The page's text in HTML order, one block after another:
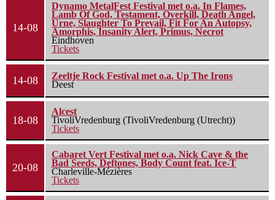
14-08
Dynamo MetalFest Festival met o.a. In Flames,
Lamb Of God, Testament, Overkill, Death Angel,
Urne, Slaughter To Prevail, Fit For An Autopsy,
Amorphis, Insanity Alert, Primus, Necrot
Eindhoven
Tickets
14-08
Zeeltje Rock Festival met o.a. Up The Irons
Deest
18-08
Alcest
TivoliVredenburg (TivoliVredenburg (Utrecht))
Tickets
20-08
Cabaret Vert Festival met o.a. Nick Cave & the
Bad Seeds, Deftones, Body Count feat. Ice-T
Charleville-Mézières
Tickets